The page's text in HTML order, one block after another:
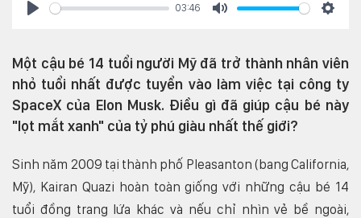
03:46
Một cậu bé 14 tuổi người Mỹ đã trở thành nhân viên
nhỏ tuổi nhất được tuyển vào làm việc tại công ty
SpaceX của Elon Musk. Điều gì đã giúp cậu bé này
"lọt mắt xanh" của tỷ phú giàu nhất thế giới?
Sinh năm 2009 tại thành phố Pleasanton (bang California,
Mỹ), Kairan Quazi hoàn toàn giống với những cậu bé 14
tuổi đồng trang lứa khác và nếu chỉ nhìn vẻ bề ngoài,